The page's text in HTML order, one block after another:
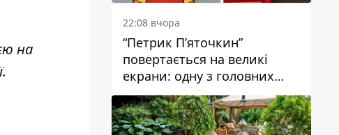
на
22:08 вчора
“Петрик П’яточкин”
повертається на великі
екрани: одну з головних
ролей зіграє 9-річний
дніпрянин Олександр
Войтеховський